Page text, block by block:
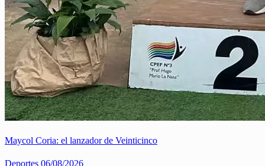
Maycol Coria: el lanzador de Veinticinco
Deportes 06/08/2026